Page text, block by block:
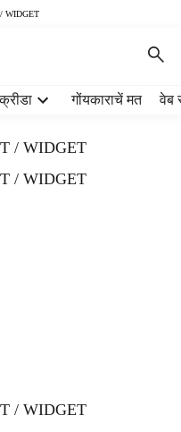
WIDGET
क्रीडा गोंयकाराचें मत वेब
/ WIDGET
/ WIDGET
/ WIDGET